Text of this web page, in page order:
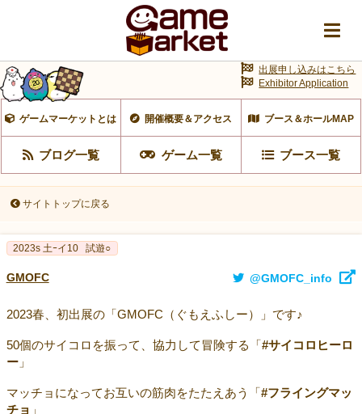
ゲームマーケットとは 開催概要＆アクセス ブース＆ホールMAP
ブログ一覧 ゲーム一覧 ブース一覧
出展申し込みはこちら
Exhibitor Application
サイトトップに戻る
2023s 土ｰイ10 試遊○
GMOFC @GMOFC_info
2023春、初出展の「GMOFC（ぐもえふしー）」です♪
50個のサイコロを振って、協力して冒険する「#サイコロヒーロ
ー」
マッチョになってお互いの筋肉をたたえあう「#フライングマッ
チョ 」